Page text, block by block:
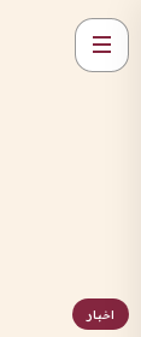
اخبار